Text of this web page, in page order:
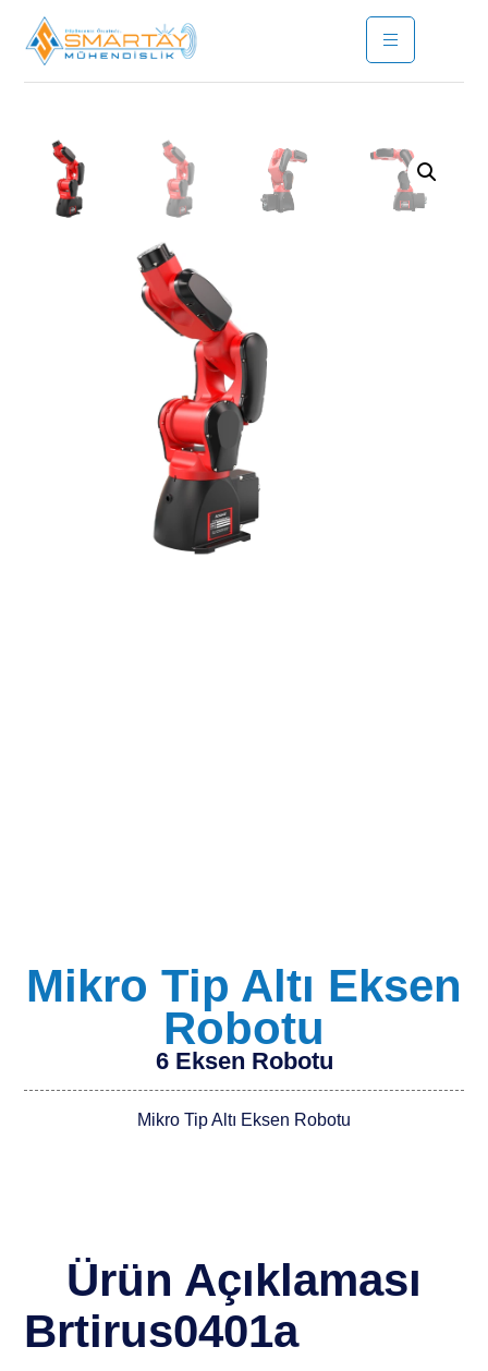
Mikro Tip Altı Eksen
Robotu
6 Eksen Robotu
Mikro Tip Altı Eksen Robotu
Ürün Açıklaması
Brtirus0401a